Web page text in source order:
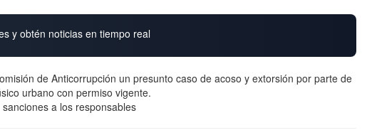
y obtén noticias en tiempo real
de Anticorrupción un presunto caso de acoso y extorsión por parte de
urbano con permiso vigente.
a los responsables